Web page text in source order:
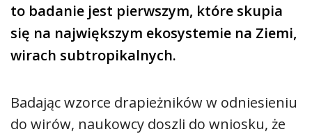
to badanie jest pierwszym, które skupia
się na największym ekosystemie na Ziemi,
wirach subtropikalnych.
Badając wzorce drapieżników w odniesieniu
do wirów, naukowcy doszli do wniosku, że